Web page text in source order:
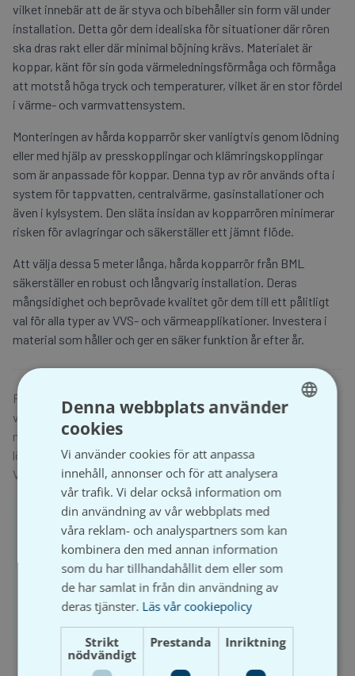
vilket innebär att de är styva och bibehåller sin form väl under
installation. Detta gör dem idealiska för situationer där rören
ska dras rakt eller där minimal böjning krävs. Materialet är
koppar, känt för sin goda värmeledningsförmåga och förmåga
att motstå höga tryck och temperaturer, vilket är en stor fördel
i värme- och varmvattensystem.
Monteringen av hårda kopparrör sker vanligtvis genom lödning
eller med hjälp av presskopplingar och klämringskopplingar
som är anpassade för koppar. Denna typ av rör används ofta i
system för tappvatten, centralvärme, gasinstallationer och
även i kylsystem. Den släta insidan av kopparrören minimerar
risken för avlagringar och säkerställer ett jämnt flöde.
Att välja dessa 5 meter långa, hårda kopparrör från BML
säkerställer en robust och långvarig installation. Deras
mångsidighet och beprövade kvalitet gör dem till ett pålitligt
val för alla typer av VVS- och värmeapplikationer. Investera i
material som håller och ger en säker funktion år efter år.
Raka, hårda kopparrör i 5 meters längd. Perfekta för vatten,
värme och gasinstallationer. Tillverkade av slitstark koppar
med goda korrosionsskyddande egenskaper. Lämpliga för
lödning eller presskopplingar. Ett pålitligt val för långvariga
VVS-system.
För att handla och se prisuppgifter på Våtrumsgross
behöver du ha ett registrerat företag och aktivt ett
kundkonto.
Denna webbplats använder
cookies
Vi använder cookies för att anpassa
innehåll, annonser och för att analysera
vår trafik. Vi delar också information om
din användning av vår webbplats med
våra reklam- och analyspartners som kan
kombinera den med annan information
som du har tillhandahållit dem eller som
de har samlat in från din användning av
deras tjänster. Läs vår cookiepolicy
Strikt
nödvändigt
Prestanda Inriktning